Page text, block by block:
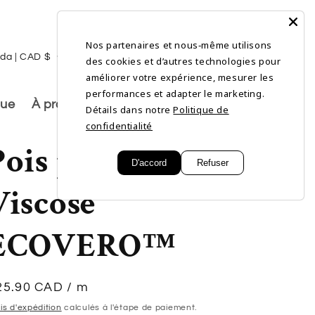
À propos de nous
Canada | CAD $ Français ConnexionPanier
prune -
CAD / m
d'expédition calculés à l'étape de paiement.
Nos partenaires et nous‑même utilisons
des cookies et d’autres technologies pour
améliorer votre expérience, mesurer les
performances et adapter le marketing.
Détails dans notre Politique de
confidentialité
D'accord Refuser